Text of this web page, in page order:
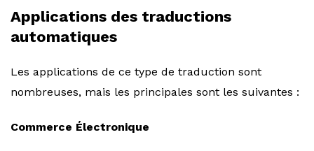
Applications des traductions
automatiques
Les applications de ce type de traduction sont
nombreuses, mais les principales sont les suivantes :
Commerce Électronique